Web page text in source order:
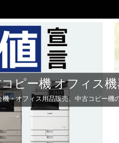
ピー機 オフィス機
機・オフィス用品販売、中古コピー